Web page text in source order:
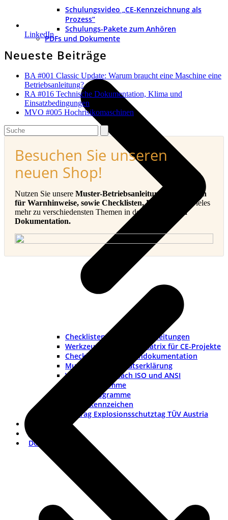
Schulungsvideo „CE-Kennzeichnung als
Prozess“
Schulungs-Pakete zum Anhören
PDFs und Dokumente
Checklisten und Musteranleitungen
Werkzeuge und Rollenmatrix für CE-Projekte
Checkliste Lieferantendokumentation
Muster-Konformitätserklärung
Warnhinweise nach ISO und ANSI
ISO-Piktogramme
ANSI-Piktogramme
Länderkennzeichen
Vortrag Explosionsschutztag TÜV Austria
Dokumentation
LinkedIn
Neueste Beiträge
BA #001 Classic Update: Warum braucht eine Maschine eine
Betriebsanleitung?
RA #016 Technische Dokumentation, Klima und
Einsatzbedingungen
MVO #005 Hochrisikomaschinen
Search
Besuchen Sie unseren
neuen Shop!
Nutzen Sie unsere Muster-Betriebsanleitungen, Vorlagen
für Warnhinweise, sowie Checklisten, E-Books
und vieles
mehr zu verschiedensten Themen in der
Technischen
Dokumentation.